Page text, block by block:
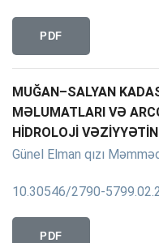
PDF
MUĞAN–SALYAN
MƏLUMATLARI VƏ
HİDROLOJİ
Günel Elman qızı
10.30546/2790-
PDF